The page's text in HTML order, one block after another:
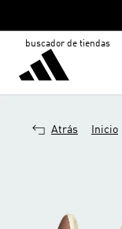
buscador de tiendas
Atrás Inicio